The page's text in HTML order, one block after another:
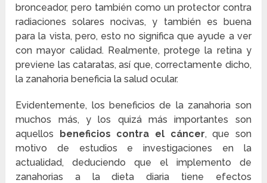
bronceador, pero también como un protector contra
radiaciones solares nocivas, y también es buena
para la vista, pero, esto no significa que ayude a ver
con mayor calidad. Realmente, protege la retina y
previene las cataratas, así que, correctamente dicho,
la zanahoria beneficia la salud ocular.
Evidentemente, los beneficios de la zanahoria son
muchos más, y los quizá más importantes son
aquellos beneficios contra el cáncer, que son
motivo de estudios e investigaciones en la
actualidad, deduciendo que el implemento de
zanahorias a la dieta diaria tiene efectos